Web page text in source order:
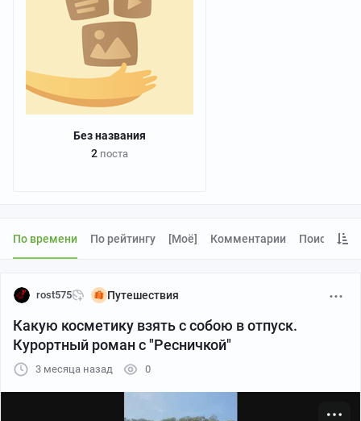
Без названия
2 поста
По времени По рейтингу [моё] Комментарии Поиск
rost575 Путешествия
Какую косметику взять с собою в отпуск.
Курортный роман с "Ресничкой"
3 месяца назад 0